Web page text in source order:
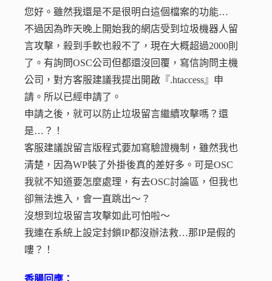
您好。雖然我還是不是很明白這個檔案的功能…
不過因為昨天晚上開始我的網店受到垃圾機器人留
言攻擊，殺到手軟也殺不了，現在大概超過2000則
了。有詢問OSC公司但都還沒回覆，寫信詢問主機
公司，對方客服建議我提出開啟『.htaccess』申
請。所以已經申請了。
申請之後，就可以防止垃圾留言繼續攻擊嗎？還
是…？！
客服建議說留言版程式要加寫驗證機制，雖然我也
清楚，因為WP裝了外掛後真的差好多。可是OSC
我就不知道要怎麼處理，有去OSC討論區，但我也
卻無法進入，會一直跳出～？
沒想到垃圾留言攻擊如此可怕啦～
我連在系統上設定封鎖IP都沒辦法救…那IP是假的
嘍？！
香腸回應：